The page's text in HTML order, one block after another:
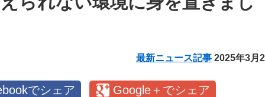
最新ニュース記事 2025年3月
でシェア Google＋でシェア